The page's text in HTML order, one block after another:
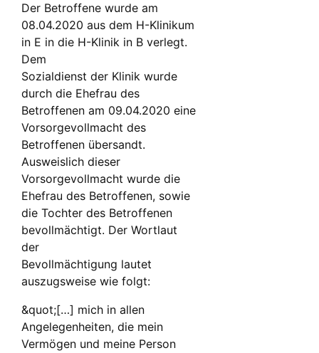
Der Betroffene wurde am
08.04.2020 aus dem H-Klinikum
in E in die H-Klinik in B verlegt.
Dem
Sozialdienst der Klinik wurde
durch die Ehefrau des
Betroffenen am 09.04.2020 eine
Vorsorgevollmacht des
Betroffenen übersandt.
Ausweislich dieser
Vorsorgevollmacht wurde die
Ehefrau des Betroffenen, sowie
die Tochter des Betroffenen
bevollmächtigt. Der Wortlaut
der
Bevollmächtigung lautet
auszugsweise wie folgt:
&quot;[…] mich in allen
Angelegenheiten, die mein
Vermögen und meine Person